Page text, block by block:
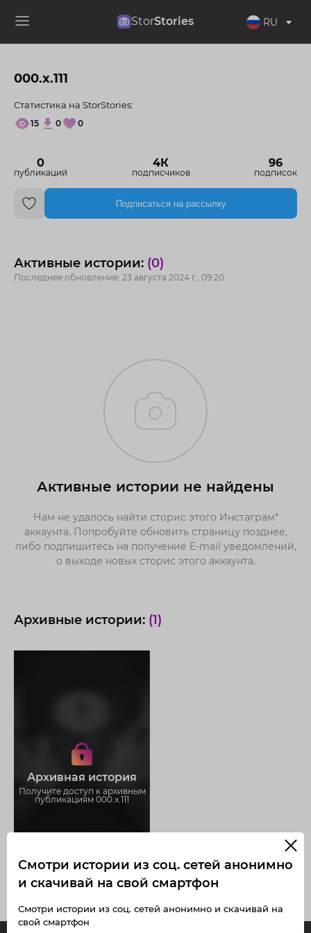
StorStories RU
000.x.111
0
публикаций
4К
подписчиков
96
подписок
Статистика на StorStories:
15 0 0
Подписаться на рассылку
Активные истории: (0)
Последнее обновление: 23 августа 2024 г., 09:20
Активные истории не найдены
Нам не удалось найти сторис этого Инстаграм*
аккаунта. Попробуйте обновить страницу позднее,
либо подпишитесь на получение E-mail уведомлений,
о выходе новых сторис этого аккаунта.
Архивные истории: (1)
Архивная история
Получите доступ к архивным
публикациям 000.x.111
Получите доступ к архивным
историям 000.x.111
Не отвлекайтесь на рекламу
Загружайте истории без
ограничений
Смотри истории из соц. сетей анонимно
и скачивай на свой смартфон
Смотри истории из соц. сетей анонимно и скачивай на
свой смартфон